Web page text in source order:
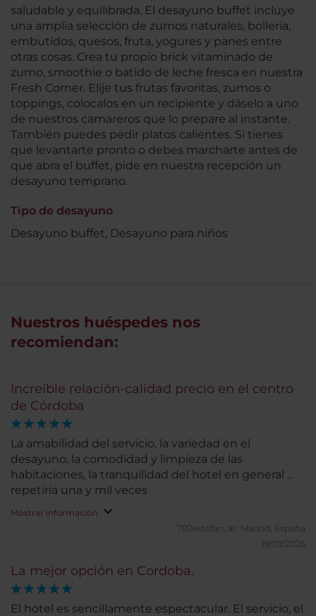
saludable y equilibrada. El desayuno buffet incluye
una amplia selección de zumos naturales, bollería,
embutidos, quesos, fruta, yogures y panes entre
otras cosas. Crea tu propio brick vitaminado de
zumo, smoothie o batido de leche fresca en nuestra
Fresh Corner. Elije tus frutas favoritas, zumos o
toppings, colocalos en un recipiente y dáselo a uno
de nuestros camareros que lo prepare al instante.
También puedes pedir platos calientes. Si tienes
que levantarte pronto o debes marcharte antes de
que abra el buffet, pide en nuestra recepción un
desayuno temprano.
Tipo de desayuno
Desayuno buffet, Desayuno para niños
Nuestros huéspedes nos
recomiendan:
Increíble relación-calidad precio en el centro
de Córdoba
La amabilidad del servicio, la variedad en el
desayuno, la comodidad y limpieza de las
habitaciones, la tranquilidad del hotel en general …
repetiría una y mil veces
Mostrar información
702estefan_ar.
Madrid, España
19/07/2026
La mejor opción en Cordoba.
El hotel es sencillamente espectacular. El servicio, el